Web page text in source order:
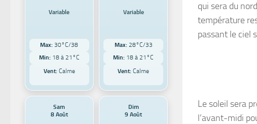
qui sera du
température
passant le ciel
Le soleil sera
l’avant-midi
Variable
Max: 30°C/38
Min: 18 à 21°C
Vent:Calme
Variable
Max: 28°C/33
Min: 18 à 21°C
Vent: Calme
Sam
8 Août
Dim
9 Août